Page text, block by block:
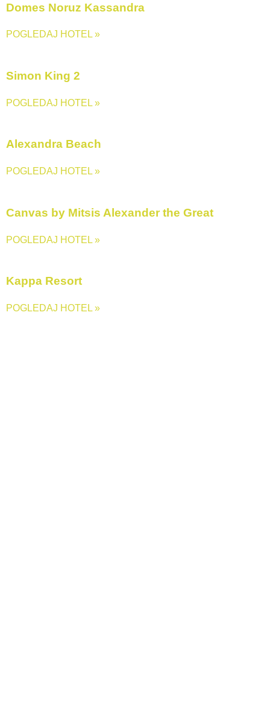
Domes Noruz Kassandra
POGLEDAJ HOTEL »
Simon King 2
POGLEDAJ HOTEL »
Alexandra Beach
POGLEDAJ HOTEL »
Canvas by Mitsis Alexander the Great
POGLEDAJ HOTEL »
Kappa Resort
POGLEDAJ HOTEL »